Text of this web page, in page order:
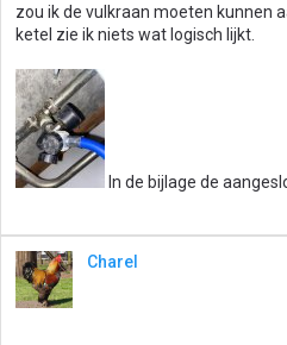
zou ik de vulkraan moeten kunnen
ketel zie ik niets wat logisch lijkt.
In de bijlage de
Charel